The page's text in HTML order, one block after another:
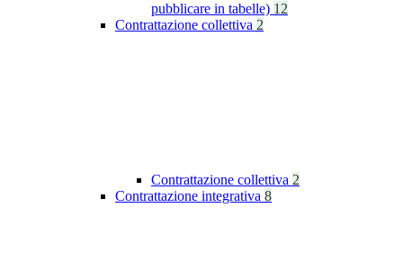
pubblicare in tabelle) 12
Contrattazione collettiva 2
Contrattazione collettiva 2
Contrattazione integrativa 8